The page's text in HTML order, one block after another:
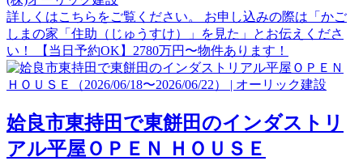
詳しくはこちらをご覧ください。 お申し込みの際は「かご
しまの家「住助（じゅうすけ）」を見た」とお伝えくださ
い！ 【当日予約OK】2780万円〜物件あります！
姶良市東持田で東餅田のインダストリ
アル平屋ＯＰＥＮ ＨＯＵＳＥ